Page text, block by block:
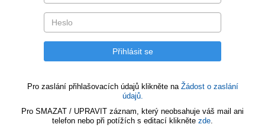
Pro zaslání přihlašovacích údajů klikněte na Žádost o zaslání
údajů.
Pro SMAZAT / UPRAVIT záznam, který neobsahuje váš mail ani
telefon nebo při potížích s editací klikněte zde.